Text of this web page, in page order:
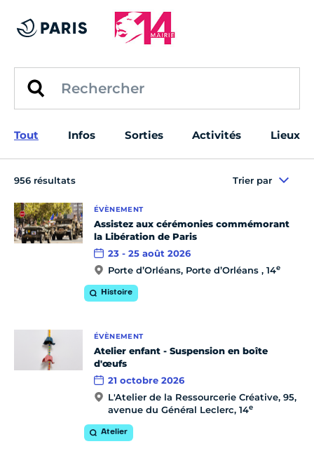
Tout Infos Sorties Activités Lieux
956 résultats Trier par
ÉVÈNEMENT
Assistez aux cérémonies commémorant
la Libération de Paris
23 - 25 août 2026
Porte d’Orléans, Porte d’Orléans , 14e
Histoire
ÉVÈNEMENT
Atelier enfant - Suspension en boîte
d'œufs
21 octobre 2026
L'Atelier de la Ressourcerie Créative, 95,
avenue du Général Leclerc, 14e
Atelier